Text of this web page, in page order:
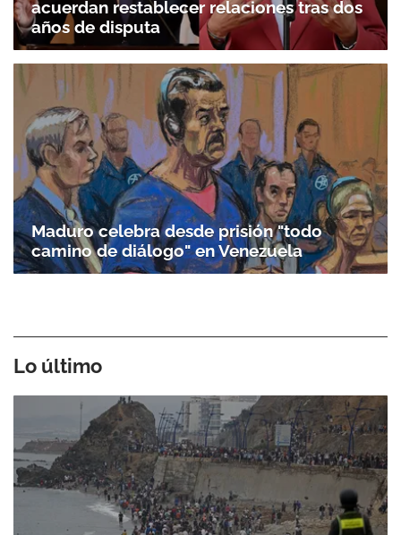
acuerdan restablecer relaciones tras dos
años de disputa
Maduro celebra desde prisión "todo
camino de diálogo" en Venezuela
Lo último